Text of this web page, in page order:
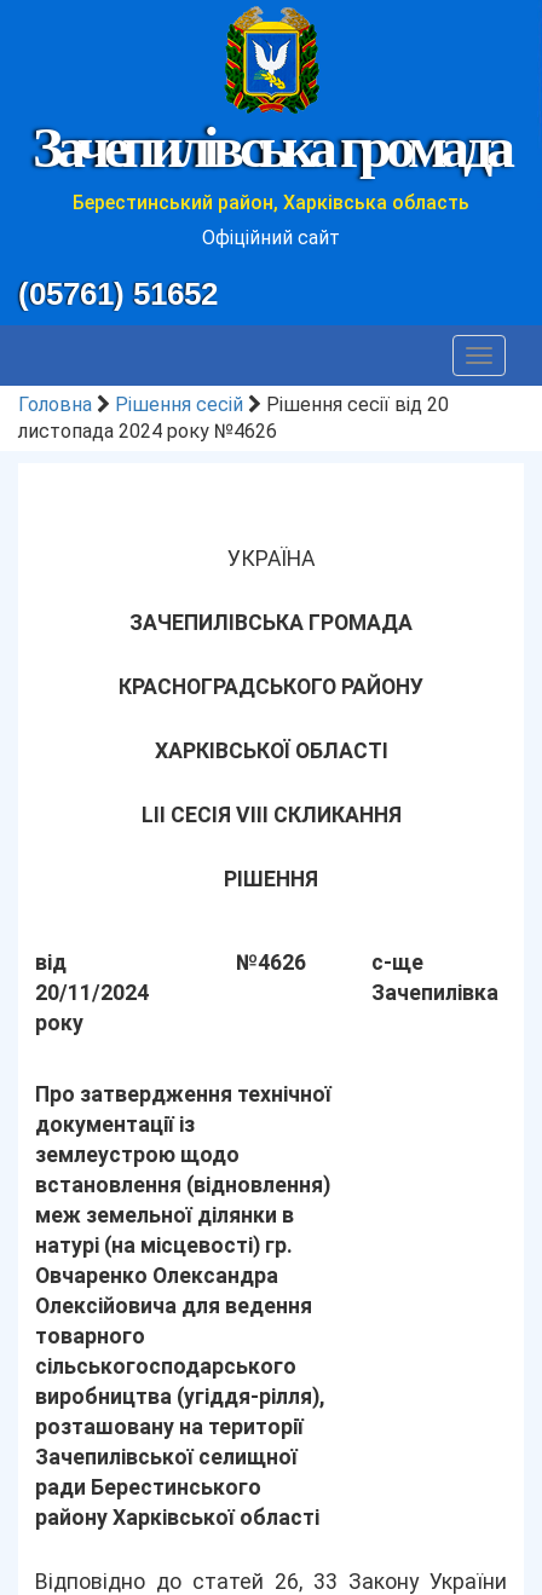
Зачепилівська громада
Берестинський район, Харківська область
Офіційний сайт
(05761) 51652
Toggle
Головна
Рішення сесій
Рішення сесії від 20
листопада 2024 року №4626
УКРАЇНА
ЗАЧЕПИЛІВСЬКА ГРОМАДА
КРАСНОГРАДСЬКОГО РАЙОНУ
ХАРКІВСЬКОЇ ОБЛАСТІ
LІІ СЕСІЯ VIII СКЛИКАННЯ
РІШЕННЯ
від
20/11/2024
року
№4626
с-ще
Зачепилівка
Про затвердження технічної
документації із
землеустрою щодо
встановлення (відновлення)
меж земельної ділянки в
натурі (на місцевості) гр.
Овчаренко Олександра
Олексійовича для ведення
товарного
сільськогосподарського
виробництва (угіддя-рілля),
розташовану на території
Зачепилівської селищної
ради Берестинського
району Харківської області
Відповідно до статей 26, 33 Закону України